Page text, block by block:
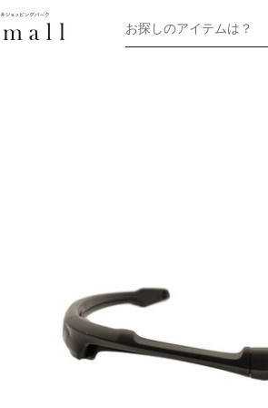
お探しのアイテムは？